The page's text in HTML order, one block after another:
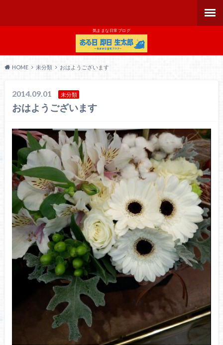
気ままな日常ブログ
HOME 未分類 おはようございます
2014.09.01 未分類
おはようございます